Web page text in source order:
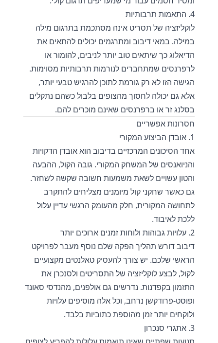
4. התאמות תרבותיות
לוקליזציה של תסריט אינה מסתכמת בתרגום מילה
במילה. במאי דיבוב ומתרגמים יכולים להתאים את
הדיאלוג כך שיתאים טוב יותר לניבים, להומור או
לרפרנסים שמתחברים לנורמות תרבותיות מסוימות.
הגישה הזו לא רק גורמת לתוכן להרגיש טבעי יותר,
אלא גם יכולה לחסוך מהצופים בלבול כשהם נתקלים
בסלנג זר או ברפרנסים שאינם מוכרים להם.
חסרונות אפשריים
1. אובדן הביצוע המקורי
אחד הסיכונים המרכזיים בדיבוב הוא אובדן הדקויות
והניואנסים של המשחק המקורי. גובה הקול, ההבעה
והטון עשויים לשאת משמעות חשובה שקשה לשחזר.
גם כאשר שחקני קול מיומנים מצליחים להתקרב
לתחושה המקורית, חלק מהעומק הרגשי עדיין עלול
ללכת לאיבוד.
2. עלויות גבוהות ולוחות זמנים ארוכים יותר
דיבוב דורש תהליך הפקה שלם נוסף מעבר לפרויקט
הראשי שלכם. יש צורך להעסיק טאלנטים מקצועיים
לקול, לבצע לוקליזציה של התסריטים ולסנכרן את
התזמון בקפדנות. נדרשים גם אולפנים, מהנדסי סאונד
ופוסט-פרודקשן נרחב, וכל אלה מוסיפים עלויות
ולוקחים יותר זמן מהוספת כתוביות בלבד.
3. אתגרי סנכרון